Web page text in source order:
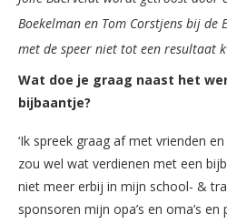
Boekelman en Tom Corstjens bij de
met de speer niet tot een resultaat
Wat doe je graag naast het
bijbaantje?
‘Ik spreek graag af met vrienden
zou wel wat verdienen met een
niet meer erbij in mijn school- &
sponsoren mijn opa’s en oma’s